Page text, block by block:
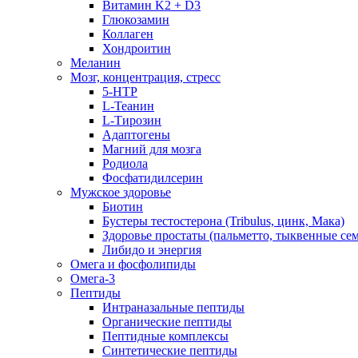
Витамин K2 + D3
Глюкозамин
Коллаген
Хондроитин
Меланин
Мозг, концентрация, стресс
5-HTP
L-Теанин
L-Тирозин
Адаптогены
Магний для мозга
Родиола
Фосфатидилсерин
Мужское здоровье
Биотин
Бустеры тестостерона (Tribulus, цинк, Мака)
Здоровье простаты (пальметто, тыквенные
Либидо и энергия
Омега и фосфолипиды
Омега-3
Пептиды
Интраназальные пептиды
Органические пептиды
Пептидные комплексы
Синтетические пептиды